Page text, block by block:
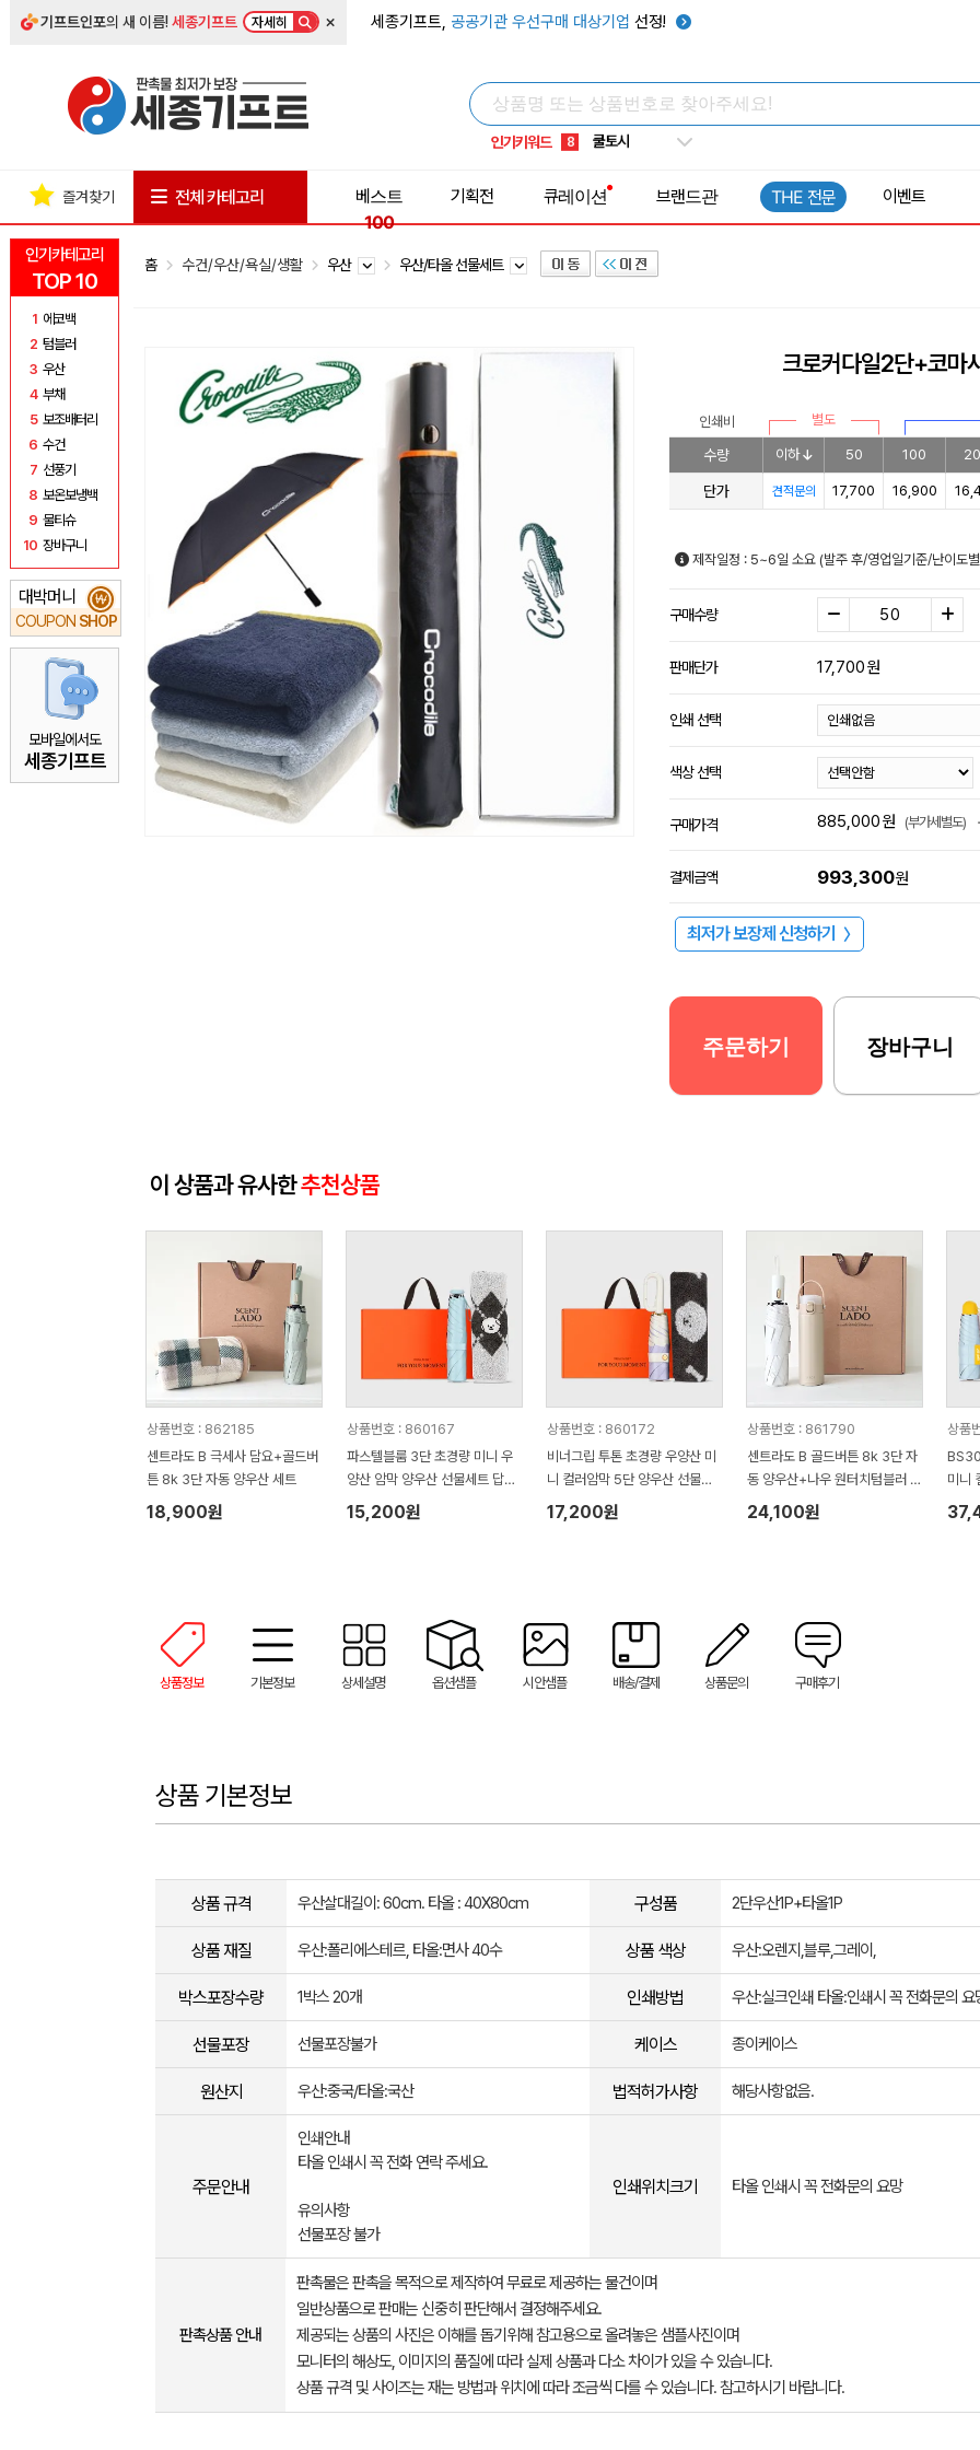
기프트인포의 새 이름!세종기프트 자세히 × 세종기프트, 공공기관 우선구매 대상기업 선정!
인기키워드
5 키캡
8 쿨토시
9 넥쿨러
1 선풍기
인기카테고리
TOP 10
1 에코백
2 텀블러
3 우산
4 부채
5 보조배터리
6 수건
7 선풍기
8 보온보냉백
9 물티슈
10 장바구니
대박머니
COUPON SHOP
₩
모바일에서도
세종기프트
즐겨찾기 전체 카테고리
베스트
100
기획전 큐레이션 브랜드관 THE 전문 이벤트
홈 수건/우산/욕실/생활 우산 우산/타올 선물세트
크로커다일2단+코마
인쇄비 별도
수량 이하 50 100
단가 견적문의 17,700 16,900
제작일정 : 5~6일 소요 (발주 후/영업일기준/난이도
구매수량
판매단가 17,700원
인쇄 선택
색상 선택
구매가격 885,000원 (부가세별도)
결제금액 993,300원
최저가 보장제 신청하기 〉
주문하기 장바구니
이 상품과 유사한추천상품
상품번호 : 862185
센트라도 B 극세사 담요+골드버
튼 8k 3단 자동 양우산 세트
18,900원
상품번호 : 860167
파스텔블룸 3단 초경량 미니 우
양산 암막 양우산 선물세트 답례
품+무한타올세트 푸들이 40수 1
50g 수건세트
15,200원
상품번호 : 860172
비너그립 투톤 초경량 우양산 미
니 컬러암막 5단 양우산 선물세
트+무한타올세트 푸들이 40수 1
50g 수건세트
17,200원
상품번호 : 861790
센트라도 B 골드버튼 8k 3단 자
동 양우산+나우 원터치텀블러 5
00ml 세트
24,100원
상품
미니
세트
메
상품정보 기본정보 상세설명 옵션샘플 시안샘플 배송/결제 상품문의 구매후기
상품 기본정보
상품 규격 우산살대길이: 60cm. 타올 : 40X80cm 구성품 2단우산1P+타올1P
상품 재질 우산:폴리에스테르, 타올:면사 40수 상품 색상 우산:오렌지,블루,그레이,
박스포장수량 1박스 20개 인쇄방법 우산:실크인쇄 타올:인쇄시 꼭 전화문의 요
선물포장 선물포장불가 케이스 종이케이스
원산지 우산:중국/타올:국산 법적허가사항 해당사항없음.
주문안내
인쇄안내
타올 인쇄시 꼭 전화 연락 주세요.
유의사항
선물포장 불가
인쇄위치크기 타올 인쇄시 꼭 전화문의 요망
판촉상품 안내
판촉물은 판촉을 목적으로 제작하여 무료로 제공하는 물건이며
일반상품으로 판매는 신중히 판단해서 결정해주세요.
제공되는 상품의 사진은 이해를 돕기위해 참고용으로 올려놓은 샘플사진이며
모니터의 해상도, 이미지의 품질에 따라 실제 상품과 다소 차이가 있을 수 있습니다.
상품 규격 및 사이즈는 재는 방법과 위치에 따라 조금씩 다를 수 있습니다. 참고하시기 바랍니다.